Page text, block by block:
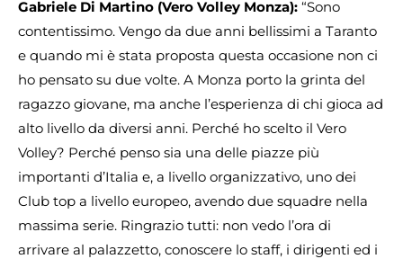
Gabriele Di Martino (Vero Volley Monza): “Sono
contentissimo. Vengo da due anni bellissimi a Taranto
e quando mi è stata proposta questa occasione non ci
ho pensato su due volte. A Monza porto la grinta del
ragazzo giovane, ma anche l’esperienza di chi gioca ad
alto livello da diversi anni. Perché ho scelto il Vero
Volley? Perché penso sia una delle piazze più
importanti d’Italia e, a livello organizzativo, uno dei
Club top a livello europeo, avendo due squadre nella
massima serie. Ringrazio tutti: non vedo l’ora di
arrivare al palazzetto, conoscere lo staff, i dirigenti ed i